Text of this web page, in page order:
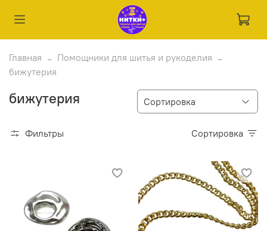
Главная
Помощники для шитья и рукоделия
бижутерия
бижутерия
Фильтры Сортировка